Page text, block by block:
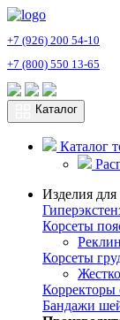
+7 (926) 200 54-10
+7 (800) 550 13-65
Каталог
Каталог
Изделия
Корсеты
Корсеты
Корректоры
Бандажи